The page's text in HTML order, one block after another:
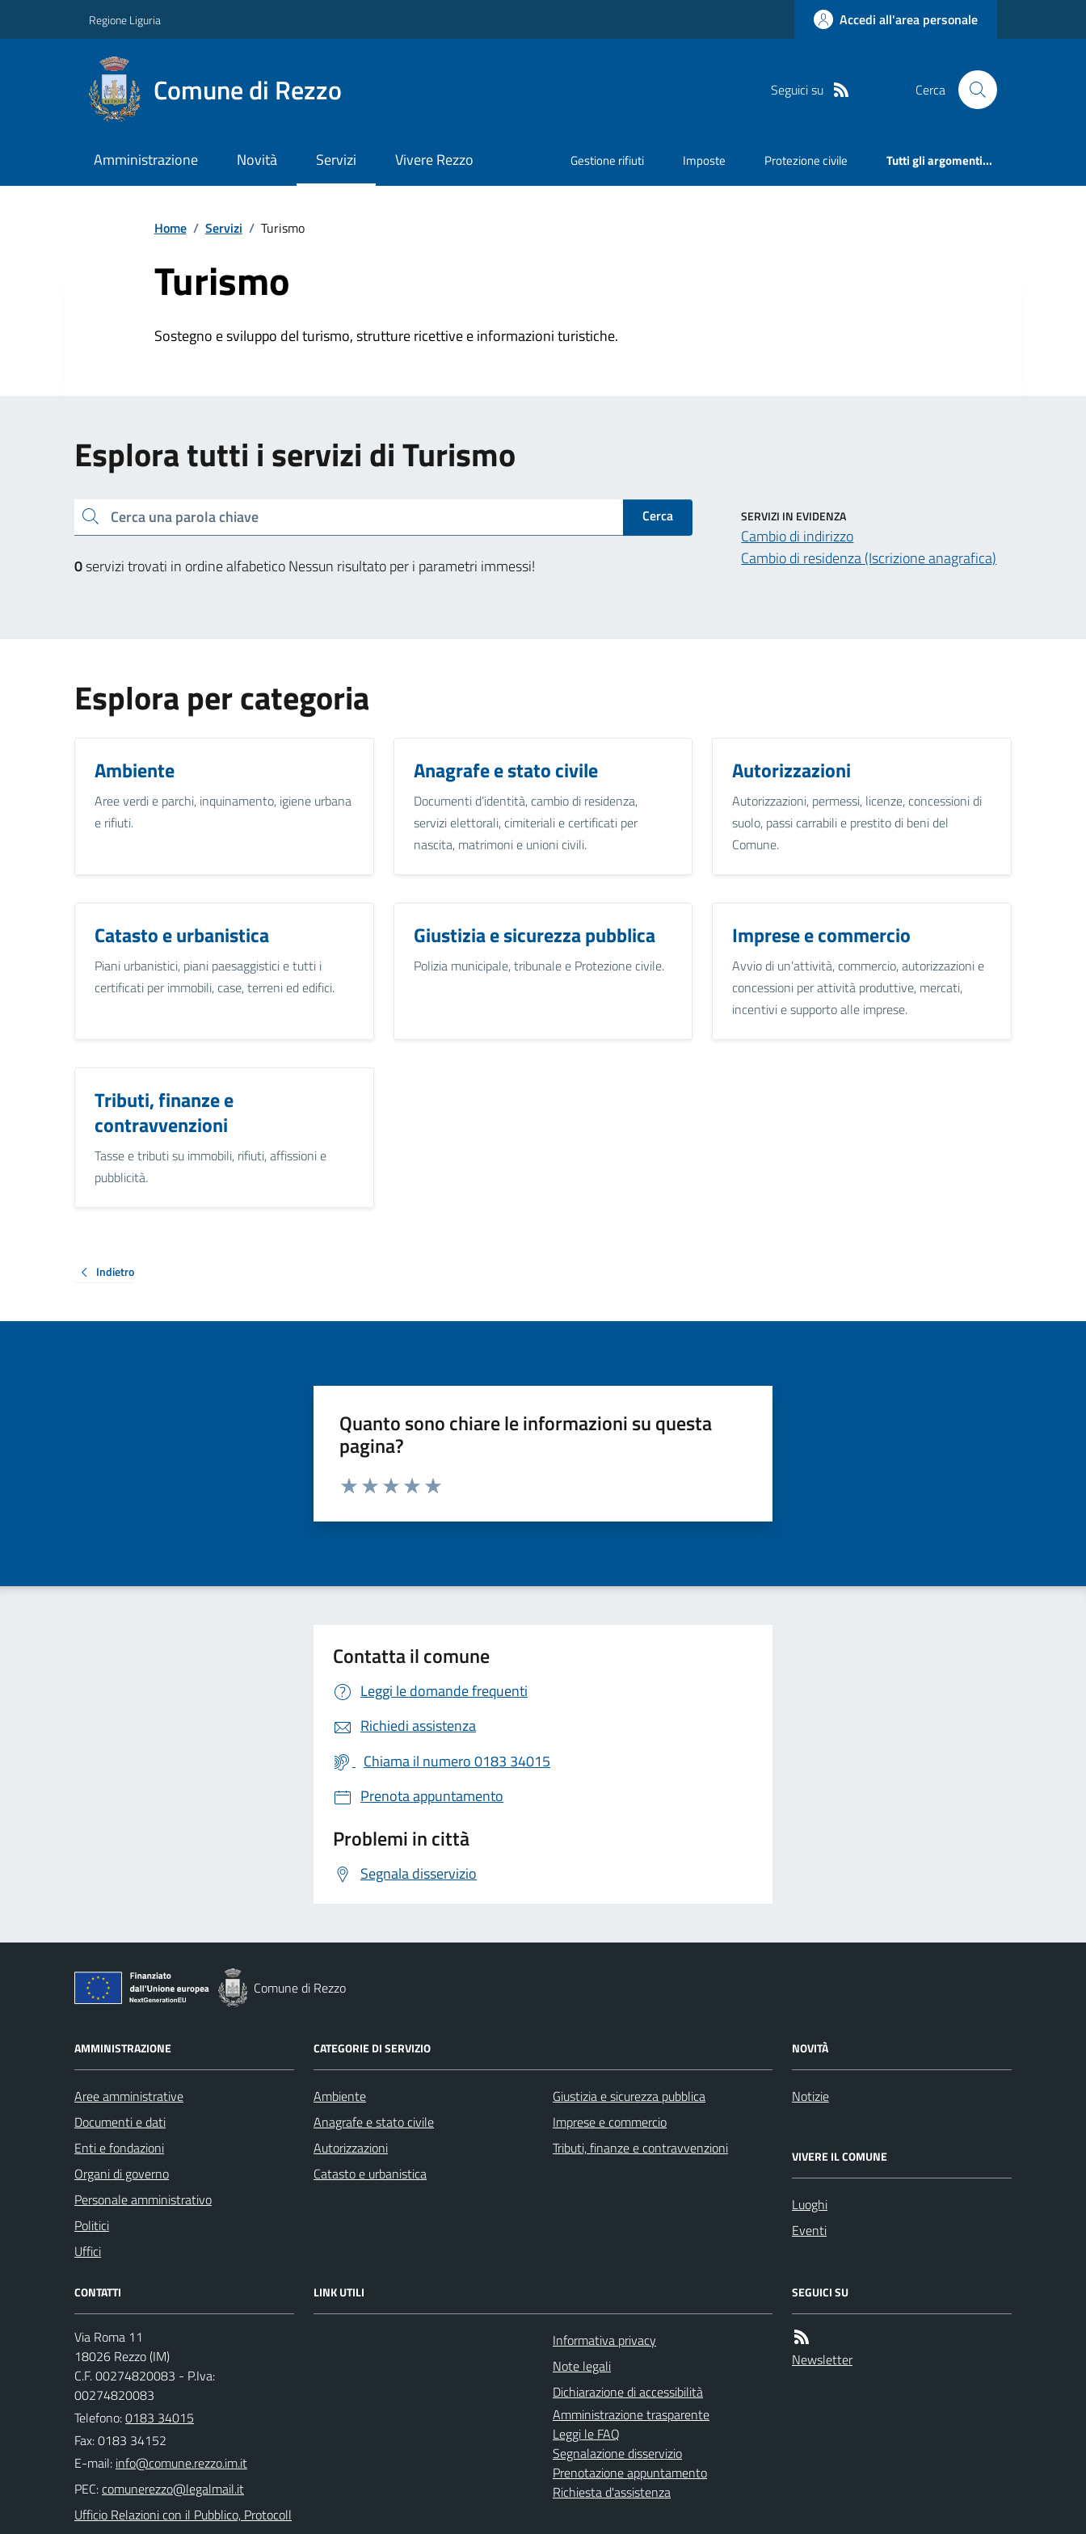
Regione Liguria Accedi all'area personale
Comune di Rezzo Seguici su Cerca
Amministrazione Novità Servizi Vivere Rezzo Gestione rifiuti Imposte Protezione civile Tutti gli argomenti...
Home / Servizi / Turismo
Turismo
Sostegno e sviluppo del turismo, strutture ricettive e informazioni turistiche.
Esplora tutti i servizi di Turismo
Cerca una parola chiave Cerca
0servizi trovati in ordine alfabeticoNessun risultato per i parametri immessi!
SERVIZI IN EVIDENZA
Cambio di indirizzo
Cambio di residenza (Iscrizione anagrafica)
Esplora per categoria
Ambiente
Aree verdi e parchi, inquinamento, igiene urbana
e rifiuti.
Anagrafe e stato civile
Documenti d’identità, cambio di residenza,
servizi elettorali, cimiteriali e certificati per
nascita, matrimoni e unioni civili.
Autorizzazioni
Autorizzazioni, permessi, licenze, concessioni di
suolo, passi carrabili e prestito di beni del
Comune.
Catasto e urbanistica
Piani urbanistici, piani paesaggistici e tutti i
certificati per immobili, case, terreni ed edifici.
Giustizia e sicurezza pubblica
Polizia municipale, tribunale e Protezione civile.
Imprese e commercio
Avvio di un’attività, commercio, autorizzazioni e
concessioni per attività produttive, mercati,
incentivi e supporto alle imprese.
Tributi, finanze e
contravvenzioni
Tasse e tributi su immobili, rifiuti, affissioni e
pubblicità.
Indietro
Quanto sono chiare le informazioni su questa
pagina?
Valuta da 1 a 5 stelle la pagina
Contatta il comune
Leggi le domande frequenti
Richiedi assistenza
Chiama il numero 0183 34015
Prenota appuntamento
Problemi in città
Segnala disservizio
Comune di Rezzo
AMMINISTRAZIONE
Aree amministrative
Documenti e dati
Enti e fondazioni
Organi di governo
Personale amministrativo
Politici
Uffici
CATEGORIE DI SERVIZIO
Ambiente
Anagrafe e stato civile
Autorizzazioni
Catasto e urbanistica
Giustizia e sicurezza pubblica
Imprese e commercio
Tributi, finanze e contravvenzioni
NOVITÀ
Notizie
VIVERE IL COMUNE
Luoghi
Eventi
CONTATTI
Via Roma 11
18026 Rezzo (IM)
C.F. 00274820083 - P.Iva:
00274820083
Telefono:0183 34015
Fax: 0183 34152
E-mail:
PEC:
Ufficio Relazioni con il Pubblico, Protocoll
LINK UTILI
Informativa privacy
Note legali
Dichiarazione di accessibilità
Amministrazione trasparente
Leggi le FAQ
Segnalazione disservizio
Prenotazione appuntamento
Richiesta d'assistenza
SEGUICI SU
Newsletter